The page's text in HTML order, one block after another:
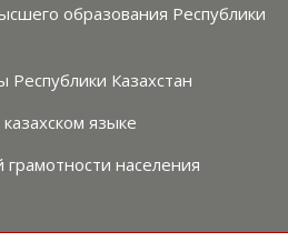
образования Республики
Республики Казахстан
языке
населения